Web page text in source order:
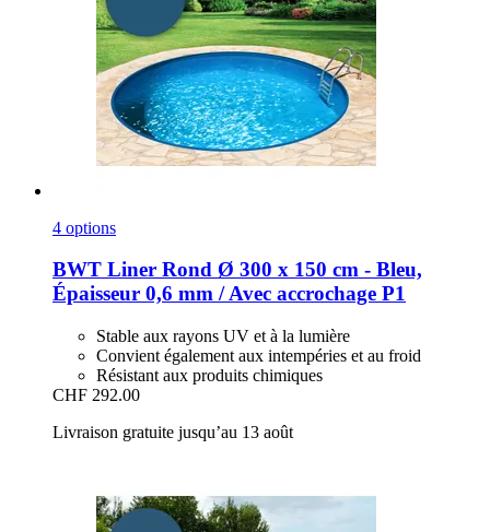
4 options
BWT Liner Rond Ø 300 x 150 cm -​ Bleu,
Épaisseur 0,6 mm / Avec accrochage P1
Stable aux rayons UV et à la lumière
Convient également aux intempéries et au froid
Résistant aux produits chimiques
CHF 292.00
Livraison gratuite jusqu’au 13 août